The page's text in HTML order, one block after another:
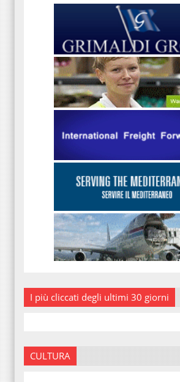
I più cliccati degli ultimi 30 giorni
CULTURA